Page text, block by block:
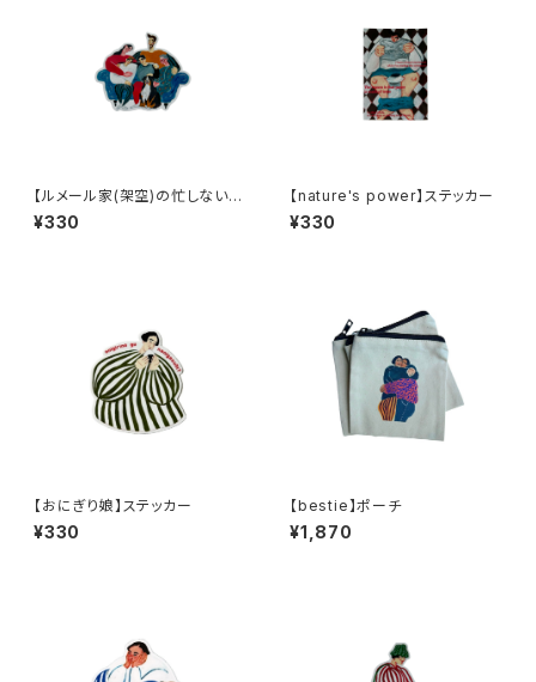
【ルメール家(架空)の忙しない家
族写真】ステッカー
¥330
【nature's power】ステッカー
¥330
【おにぎり娘】ステッカー
¥330
【bestie】ポーチ
¥1,870